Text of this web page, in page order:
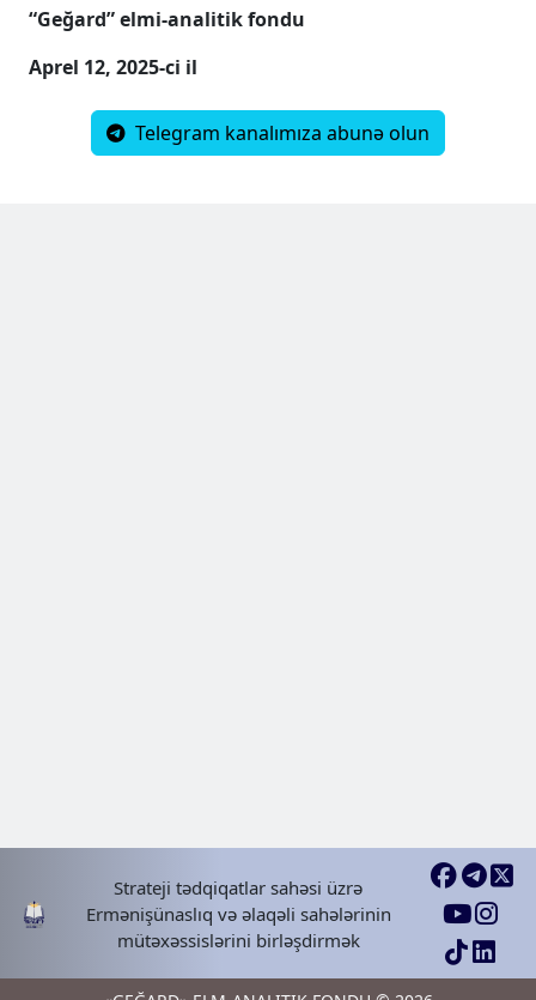
“Geğard” elmi-analitik fondu
Aprel 12, 2025-ci il
Telegram kanalımıza abunə olun
Strateji tədqiqatlar sahəsi üzrə
Ermənişünaslıq və əlaqəli sahələrinin
mütəxəssislərini birləşdirmək